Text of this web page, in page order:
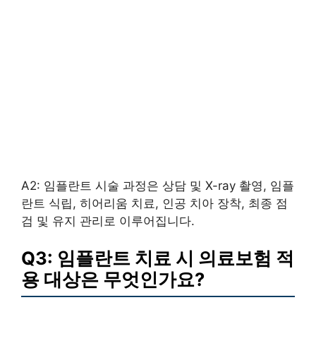
A2: 임플란트 시술 과정은 상담 및 X-ray 촬영, 임플
란트 식립, 히어리움 치료, 인공 치아 장착, 최종 점
검 및 유지 관리로 이루어집니다.
Q3: 임플란트 치료 시 의료보험 적
용 대상은 무엇인가요?